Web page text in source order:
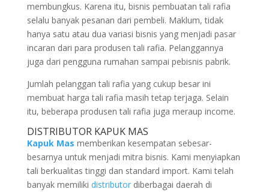
membungkus. Karena itu, bisnis pembuatan tali rafia
selalu banyak pesanan dari pembeli. Maklum, tidak
hanya satu atau dua variasi bisnis yang menjadi pasar
incaran dari para produsen tali rafia. Pelanggannya
juga dari pengguna rumahan sampai pebisnis pabrik.
Jumlah pelanggan tali rafia yang cukup besar ini
membuat harga tali rafia masih tetap terjaga. Selain
itu, beberapa produsen tali rafia juga meraup income.
DISTRIBUTOR KAPUK MAS
Kapuk Mas memberikan kesempatan sebesar-
besarnya untuk menjadi mitra bisnis. Kami menyiapkan
tali berkualitas tinggi dan standard import. Kami telah
banyak memiliki distributordiberbagai daerah di